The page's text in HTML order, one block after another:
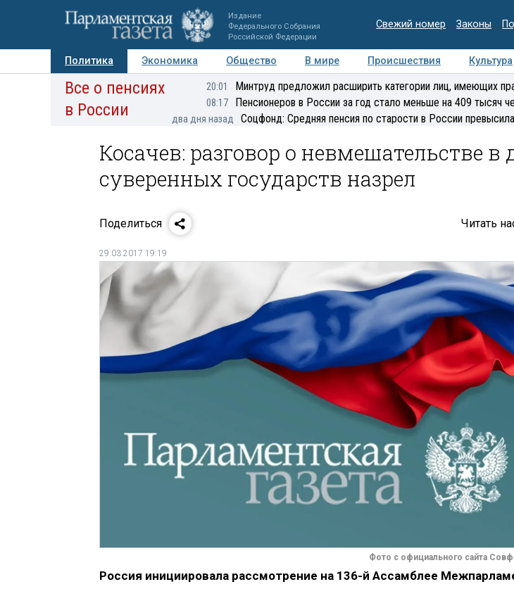
Издание
Федерального Собрания
Российской Федерации
Свежий номер Законы
Политика Экономика Общество В мире Происшествия Культура
Авторы Персоны Мнения Регионы Медиацентр Интервью
Все о пенсиях
в России
20:01 Минтруд предложил расширить категории лиц, имеющих
08:17 Пенсионеров в России за год стало меньше на 409 тысяч
два дня назад Соцфонд: Средняя пенсия по старости в России
Косачев: разговор о невмешательстве в
суверенных государств назрел
Поделиться Читать
29.03.2017 19:19
Фото с официального сайта
Россия инициировала рассмотрение на 136-й Ассамблее